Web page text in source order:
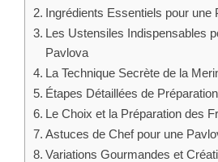
Ingrédients Essentiels pour une
Les Ustensiles Indispensables
Pavlova
La Technique Secrète de la
Étapes Détaillées de Préparation
Le Choix et la Préparation des
Astuces de Chef pour une
Variations Gourmandes et